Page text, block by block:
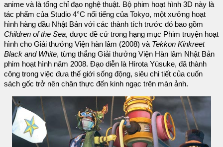
anime và là tổng chỉ đạo nghệ thuật. Bộ phim hoạt hình 3D này là
tác phẩm của Studio 4°C nổi tiếng của Tokyo, một xưởng hoạt
hình hàng đầu Nhật Bản với các thành tích trước đó bao gồm
Children of the Sea, được đề cử trong hạng mục Phim truyện hoạt
hình cho Giải thưởng Viện hàn lâm (2008) và Tekkon Kinkreet
Black and White, từng thắng Giải thưởng Viện Hàn lâm Nhật Bản
phim hoạt hình năm 2008. Đạo diễn là Hirota Yūsuke, đã thành
công trong việc đưa thế giới sống động, siêu chi tiết của cuốn
sách gốc trở nên chân thực đến kinh ngạc trên màn ảnh.